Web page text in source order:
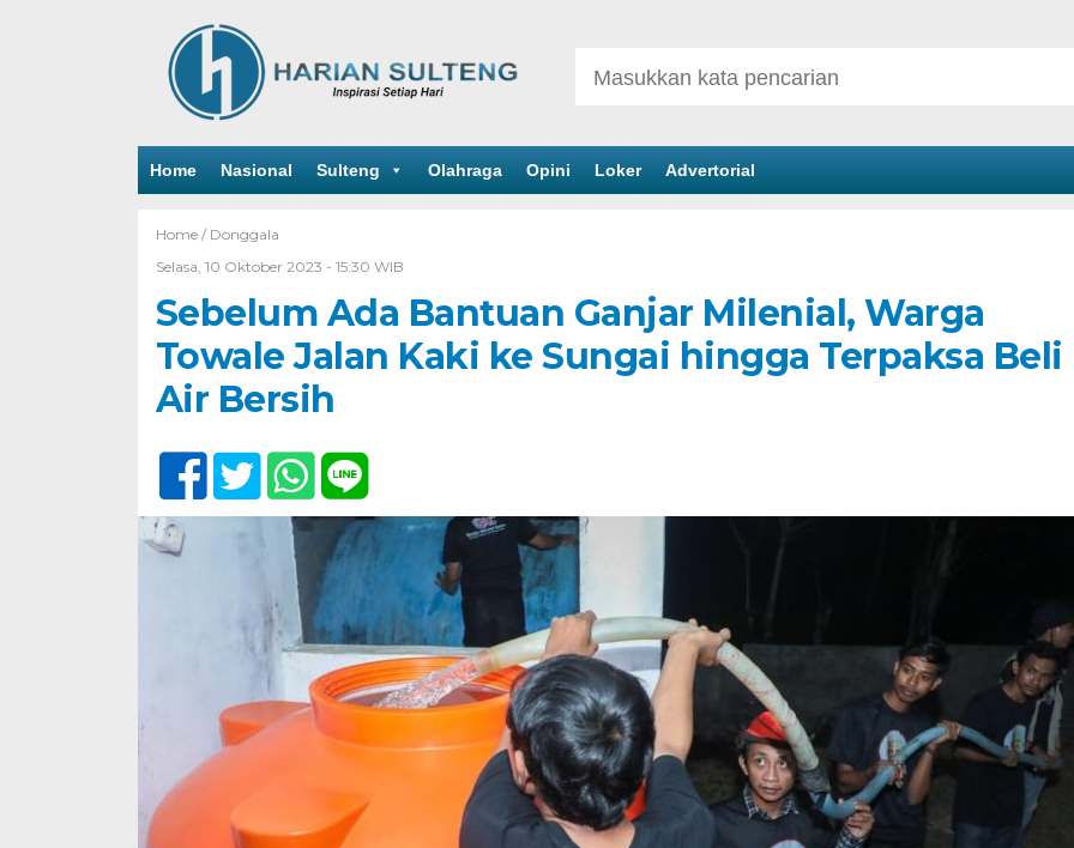
Home Nasional Sulteng Olahraga Opini Loker Advertorial
Home / Donggala
Selasa, 10 Oktober 2023 - 15:30 WIB
Sebelum Ada Bantuan Ganjar Milenial, Warga
Towale Jalan Kaki ke Sungai hingga Terpaksa Beli
Air Bersih